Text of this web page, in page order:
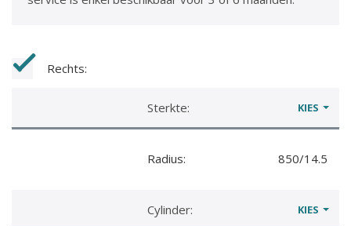
Rechts:
Sterkte: KIES
Radius: 850/14.5
Cylinder: KIES